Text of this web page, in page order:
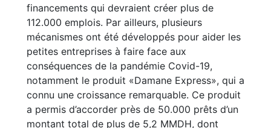
financements qui devraient créer plus de
112.000 emplois. Par ailleurs, plusieurs
mécanismes ont été développés pour aider les
petites entreprises à faire face aux
conséquences de la pandémie Covid-19,
notamment le produit «Damane Express», qui a
connu une croissance remarquable. Ce produit
a permis d’accorder près de 50.000 prêts d’un
montant total de plus de 5,2 MMDH, dont